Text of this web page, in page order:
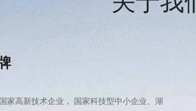
家高新技术企业， 国家科技型中小企业、湖